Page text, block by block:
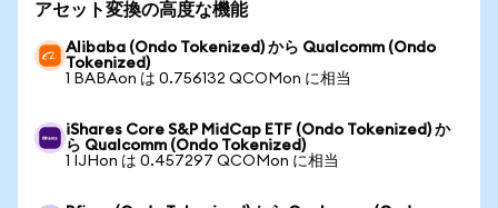
アセット変換の高度な機能
Alibaba (Ondo Tokenized) から Qualcomm (Ondo
Tokenized)
1 BABAon は 0.756132 QCOMon に相当
iShares Core S&P MidCap ETF (Ondo Tokenized) か
ら Qualcomm (Ondo Tokenized)
1 IJHon は 0.457297 QCOMon に相当